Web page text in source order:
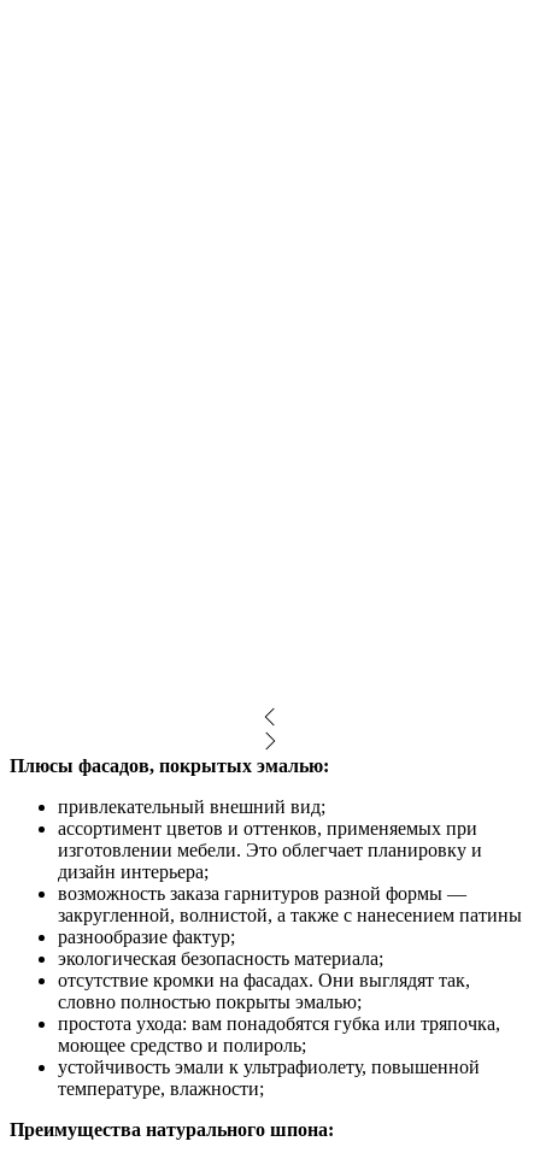
Плюсы фасадов, покрытых эмалью:
привлекательный внешний вид;
ассортимент цветов и оттенков, применяемых при
изготовлении мебели. Это облегчает планировку и
дизайн интерьера;
возможность заказа гарнитуров разной формы —
закругленной, волнистой, а также с нанесением патины
разнообразие фактур;
экологическая безопасность материала;
отсутствие кромки на фасадах. Они выглядят так,
словно полностью покрыты эмалью;
простота ухода: вам понадобятся губка или тряпочка,
моющее средство и полироль;
устойчивость эмали к ультрафиолету, повышенной
температуре, влажности;
Преимущества натурального шпона: